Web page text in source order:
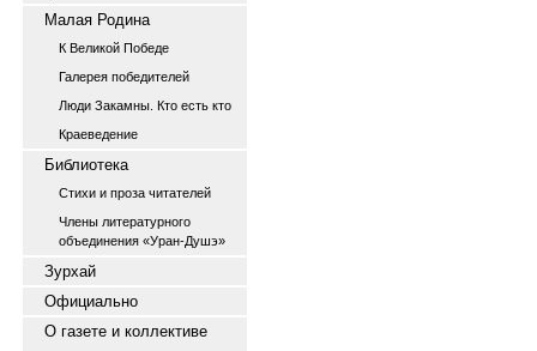
Малая Родина
К Великой Победе
Галерея победителей
Люди Закамны. Кто есть кто
Краеведение
Библиотека
Стихи и проза читателей
Члены литературного
объединения «Уран-Душэ»
Зурхай
Официально
О газете и коллективе